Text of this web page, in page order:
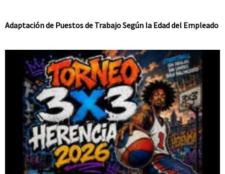
Adaptación de Puestos de Trabajo Según la Edad del Empleado